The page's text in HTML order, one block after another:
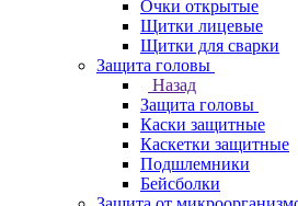
Очки открытые
Щитки лицевые
Щитки для сварки
Защита головы
Назад
Защита головы
Каски защитные
Каскетки защитные
Подшлемники
Бейсболки